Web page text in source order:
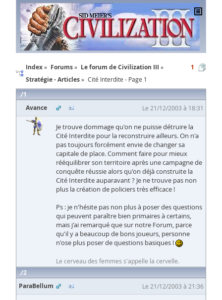
Index Forums
Le forum de Civilization III
Stratégie - Articles
Cité Interdite - Page 1
1
1
Avance
Le 21/12/2003 à 18:31
Je trouve dommage qu'on ne puisse détruire la
Cité Interdite pour la reconstruire ailleurs. On n'a
pas toujours forcément envie de changer sa
capitale de place. Comment faire pour mieux
rééquilibrer son territoire après une campagne de
conquête réussie alors qu'on déjà construite la
Cité Interdite auparavant ? Je ne trouve pas non
plus la création de policiers très efficace !
Ps : je n'hésite pas non plus à poser des questions
qui peuvent paraître bien primaires à certains,
mais j'ai remarqué que sur notre Forum, parce
qu'il y a beaucoup de bons joueurs, personne
n'ose plus poser de questions basiques !
Le cerveau des femmes s'appelle la cervelle.
2
ParaBellum
Le 21/12/2003 à 21:36